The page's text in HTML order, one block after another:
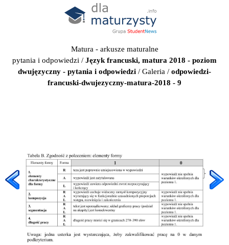
Matura - arkusze maturalne
pytania i odpowiedzi / Język francuski, matura 2018 - poziom
dwujęzyczny - pytania i odpowiedzi / Galeria / odpowiedzi-
francuski-dwujezyczny-matura-2018 - 9